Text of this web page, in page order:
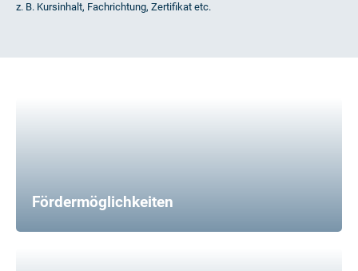
z. B. Kursinhalt, Fachrichtung, Zertifikat etc.
Fördermöglichkeiten